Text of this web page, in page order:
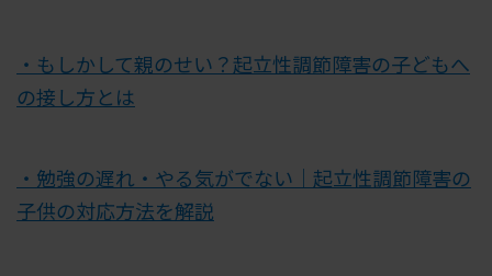
・もしかして親のせい？起立性調節障害の子どもへ
の接し方とは
・勉強の遅れ・やる気がでない｜起立性調節障害の
子供の対応方法を解説